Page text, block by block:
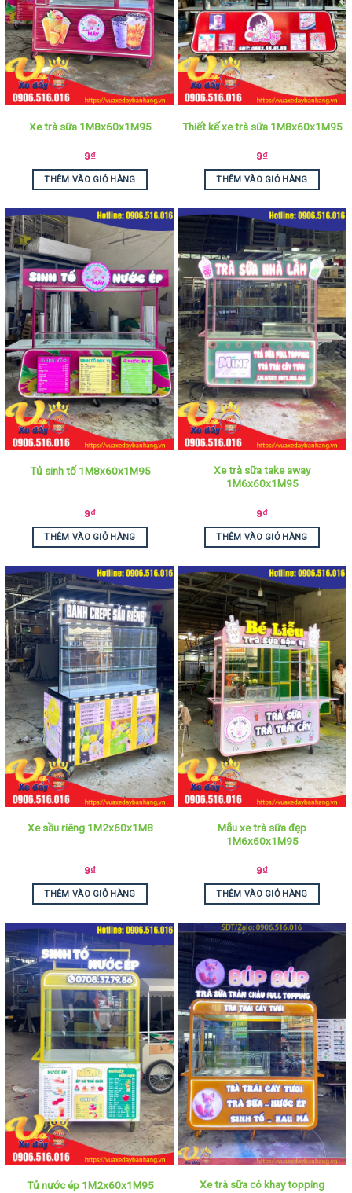
Xe trà sữa 1M8x60x1M95
9₫
THÊM VÀO GIỎ HÀNG
Thiết kế xe trà sữa 1M8x60x1M95
9₫
THÊM VÀO GIỎ HÀNG
Tủ sinh tố 1M8x60x1M95
9₫
THÊM VÀO GIỎ HÀNG
Xe trà sữa take away
1M6x60x1M95
9₫
THÊM VÀO GIỎ HÀNG
Xe sầu riêng 1M2x60x1M8
9₫
THÊM VÀO GIỎ HÀNG
Mẫu xe trà sữa đẹp
1M6x60x1M95
9₫
THÊM VÀO GIỎ HÀNG
Tủ nước ép 1M2x60x1M95
Xe trà sữa có khay topping